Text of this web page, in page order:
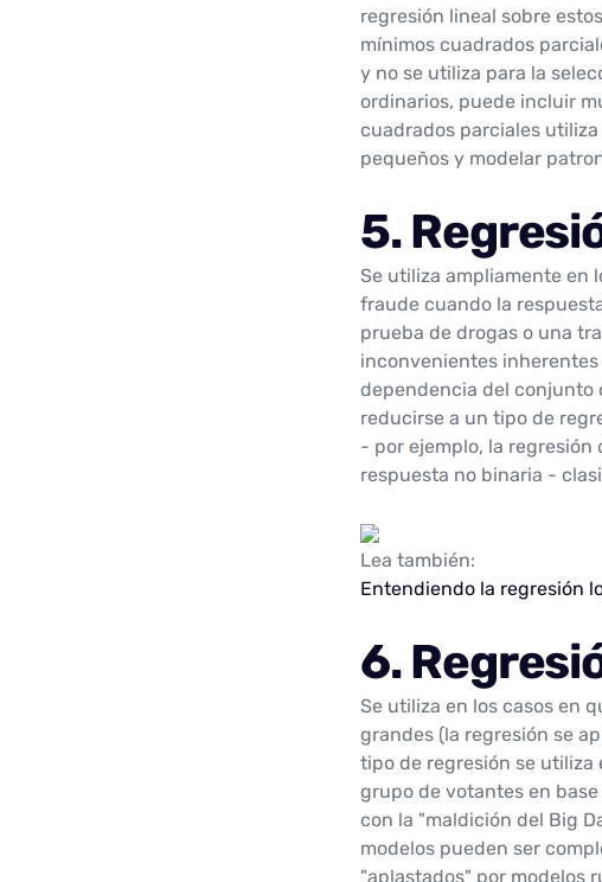
regresión lineal sobre
mínimos cuadrados
y no se utiliza para la
ordinarios, puede incluir
cuadrados parciales
pequeños y modelar
5.
Se utiliza ampliamente en
fraude cuando la
prueba de drogas o una
inconvenientes
dependencia del conjunto
reducirse a un tipo de
- por ejemplo, la regresión
respuesta no binaria -
Lea también:
Entendiendo la regresión
6.
Se utiliza en los casos en
grandes (la regresión se
tipo de regresión se
grupo de votantes en
con la "maldición del Big
modelos pueden ser
"aplastados" por modelos